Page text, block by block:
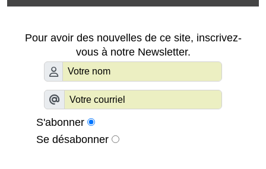
Pour avoir des nouvelles de ce site, inscrivez-
vous à notre Newsletter.
S'abonner
Se désabonner